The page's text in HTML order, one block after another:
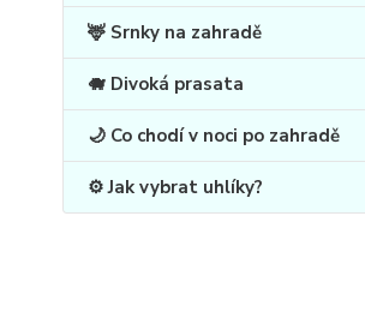
🦌 Srnky na zahradě
🐗 Divoká prasata
🌙 Co chodí v noci po zahradě
⚙️ Jak vybrat uhlíky?